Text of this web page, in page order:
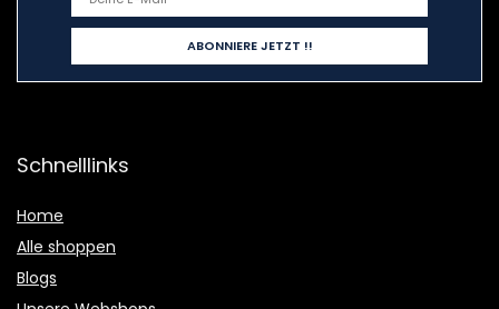
Schnelllinks
Home
Alle shoppen
Blogs